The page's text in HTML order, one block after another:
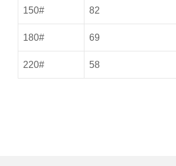
150# 82
180# 69
220# 58